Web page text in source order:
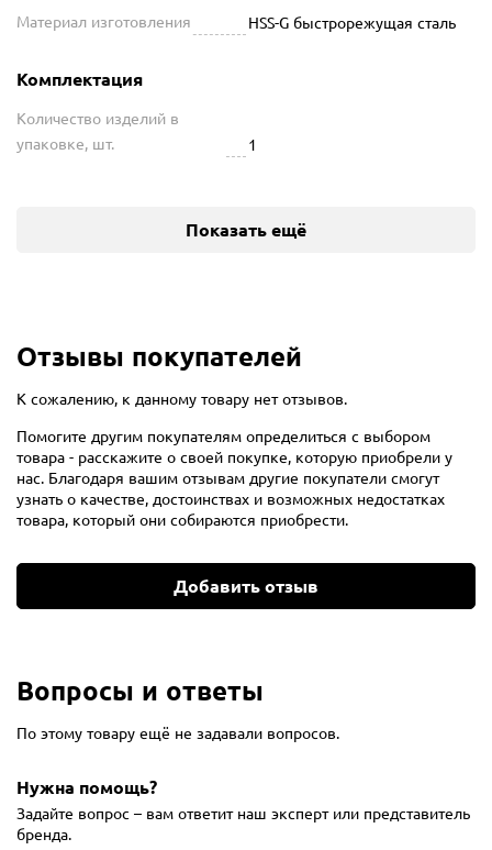
Материал изготовления HSS-G быстрорежущая сталь
Комплектация
Количество изделий в
упаковке, шт.
1
Показать ещё
Отзывы покупателей
К сожалению, к данному товару нет отзывов.
Помогите другим покупателям определиться с выбором
товара - расскажите о своей покупке, которую приобрели у
нас. Благодаря вашим отзывам другие покупатели смогут
узнать о качестве, достоинствах и возможных недостатках
товара, который они собираются приобрести.
Добавить отзыв
Вопросы и ответы
По этому товару ещё не задавали вопросов.
Нужна помощь?
Задайте вопрос – вам ответит наш эксперт или представитель
бренда.